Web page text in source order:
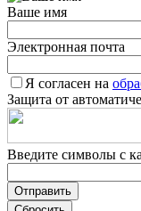
Ваше имя
Электронная почта
Я согласен на
Защита от
Введите символы с